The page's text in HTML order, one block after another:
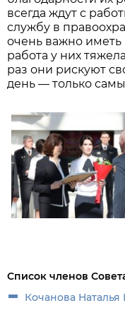
всегда ждут с
службу в
очень важно
работа у них
раз они рискуют
день — только
Список членов
Кочанова